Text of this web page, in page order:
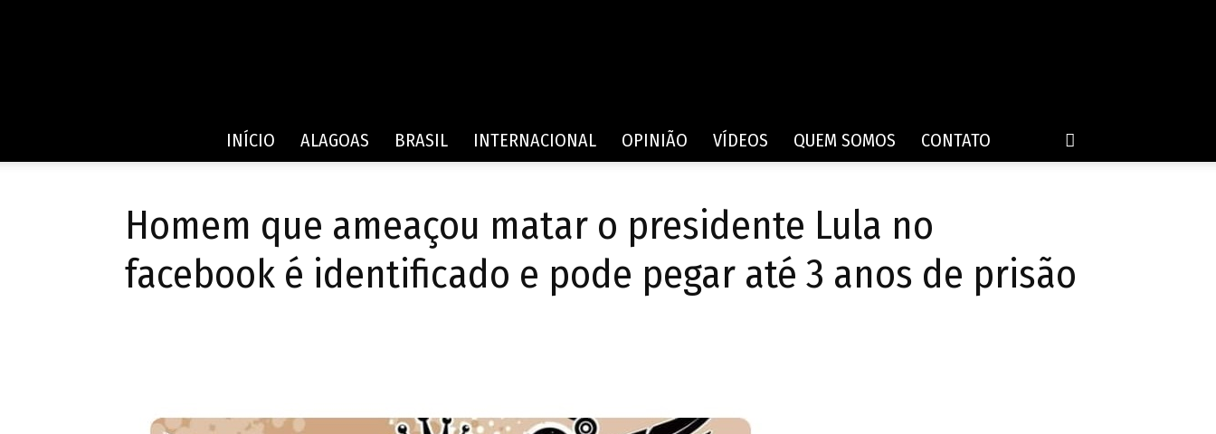
de
INÍCIO ALAGOAS BRASIL INTERNACIONAL OPINIÃO VÍDEOS QUEM SOMOS CONTATO
Homem que ameaçou matar o presidente Lula no
facebook é identificado e pode pegar até 3 anos de prisão